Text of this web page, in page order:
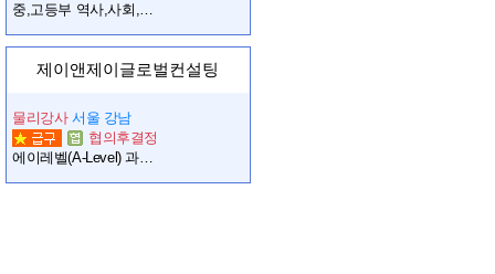
중,고등부 역사,사회,한국사 ,통합사회 강사
제이앤제이글로벌컨설팅
물리강사 서울 강남
협의후결정
에이레벨(A-Level) 과학 과목 파트강사 / 강남구 학원, 영국 대입시험